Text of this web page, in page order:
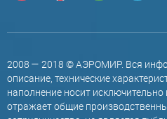
2008 — 2018 © АЭРОМИР. Вся
описание, технические
наполнение носит
отражает общие